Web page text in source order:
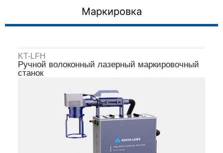
Маркировка
KT-LFH
Ручной волоконный лазерный маркировочный
станок